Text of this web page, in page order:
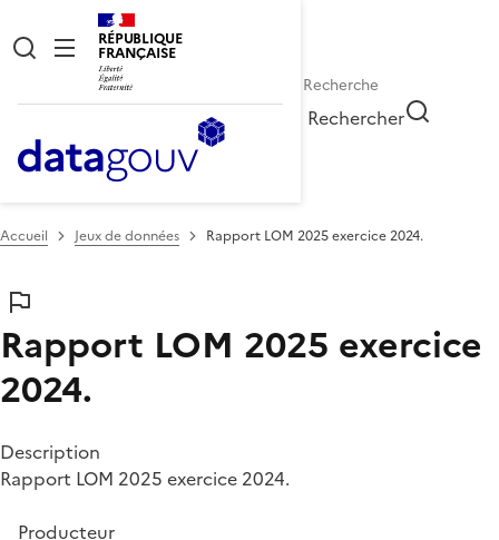
RÉPUBLIQUE
FRANÇAISE
Rechercher
Accueil Jeux de données Rapport LOM 2025 exercice 2024.
Rapport LOM 2025 exercice
2024.
Description
Rapport LOM 2025 exercice 2024.
Producteur